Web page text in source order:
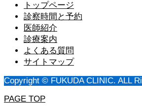
トップページ
診察時間と予約
医師紹介
診療案内
よくある質問
サイトマップ
Copyright © FUKUDA CLINIC. ALL
PAGE TOP